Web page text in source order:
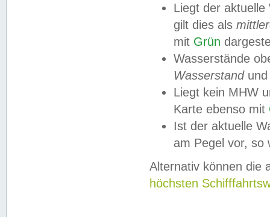
Liegt der
gilt dies als
mit Grün
Wasserstände
Wasserstandund
Liegt kein MHW
Karte ebenso mit
Ist der aktuelle
am Pegel vor,
Alternativ können die
höchsten